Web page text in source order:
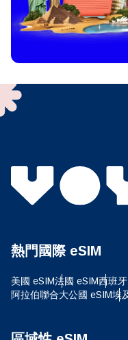
熱門國際 eSIM
美國 eSIM法國 eSIM西班
阿拉伯聯合大公國 eSIM埃